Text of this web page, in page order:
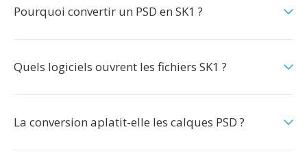
Pourquoi convertir un PSD en SK1 ?
Quels logiciels ouvrent les fichiers SK1 ?
La conversion aplatit-elle les calques PSD ?